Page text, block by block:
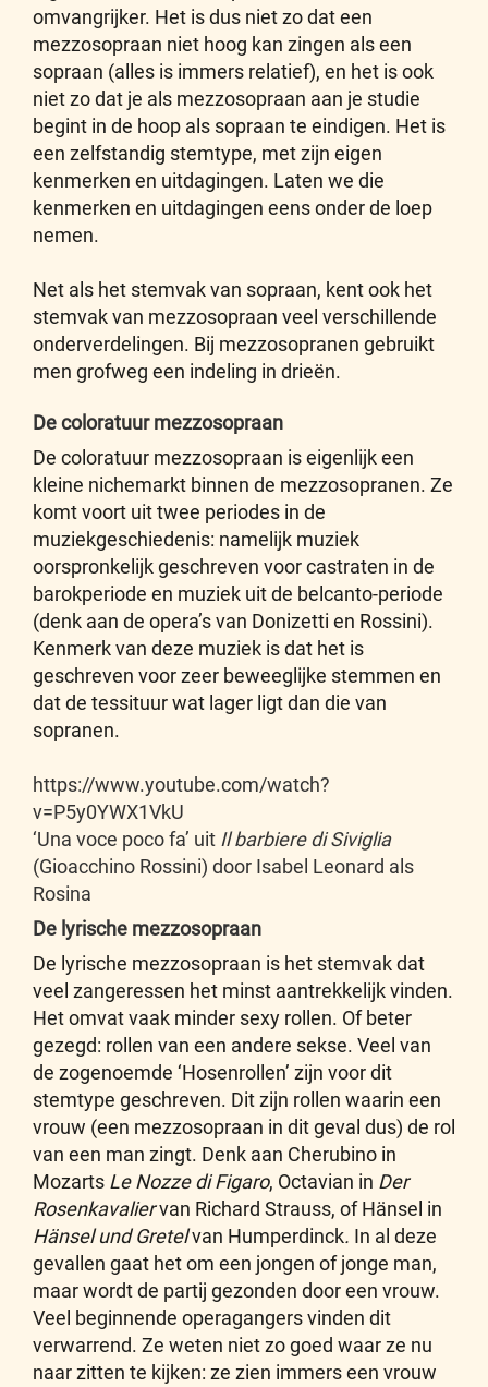
omvangrijker. Het is dus niet zo dat een
mezzosopraan niet hoog kan zingen als een
sopraan (alles is immers relatief), en het is ook
niet zo dat je als mezzosopraan aan je studie
begint in de hoop als sopraan te eindigen. Het is
een zelfstandig stemtype, met zijn eigen
kenmerken en uitdagingen. Laten we die
kenmerken en uitdagingen eens onder de loep
nemen.
Net als het stemvak van sopraan, kent ook het
stemvak van mezzosopraan veel verschillende
onderverdelingen. Bij mezzosopranen gebruikt
men grofweg een indeling in drieën.
De coloratuur mezzosopraan
De coloratuur mezzosopraan is eigenlijk een
kleine nichemarkt binnen de mezzosopranen. Ze
komt voort uit twee periodes in de
muziekgeschiedenis: namelijk muziek
oorspronkelijk geschreven voor castraten in de
barokperiode en muziek uit de belcanto-periode
(denk aan de opera’s van Donizetti en Rossini).
Kenmerk van deze muziek is dat het is
geschreven voor zeer beweeglijke stemmen en
dat de tessituur wat lager ligt dan die van
sopranen.
https://www.youtube.com/watch?
v=P5y0YWX1VkU
‘Una voce poco fa’ uit Il barbiere di Siviglia
(Gioacchino Rossini) door Isabel Leonard als
Rosina
De lyrische mezzosopraan
De lyrische mezzosopraan is het stemvak dat
veel zangeressen het minst aantrekkelijk vinden.
Het omvat vaak minder sexy rollen. Of beter
gezegd: rollen van een andere sekse. Veel van
de zogenoemde ‘Hosenrollen’ zijn voor dit
stemtype geschreven. Dit zijn rollen waarin een
vrouw (een mezzosopraan in dit geval dus) de rol
van een man zingt. Denk aan Cherubino in
Mozarts Le Nozze di Figaro, Octavian in Der
Rosenkavaliervan Richard Strauss, of Hänsel in
Hänsel und Gretelvan Humperdinck. In al deze
gevallen gaat het om een jongen of jonge man,
maar wordt de partij gezonden door een vrouw.
Veel beginnende operagangers vinden dit
verwarrend. Ze weten niet zo goed waar ze nu
naar zitten te kijken: ze zien immers een vrouw